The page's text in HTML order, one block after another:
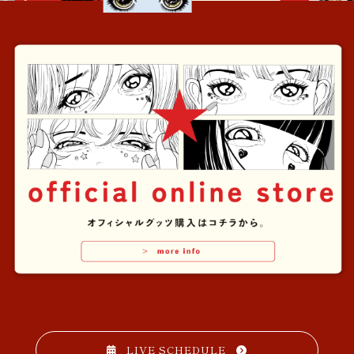
LIVE SCHEDULE